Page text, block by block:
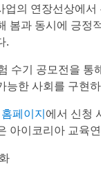
의 연장선상에
봄과 동시에 긍정
.
수기 공모전을
한 사회를 구현
페이지에서 신청
아이코리아 교육